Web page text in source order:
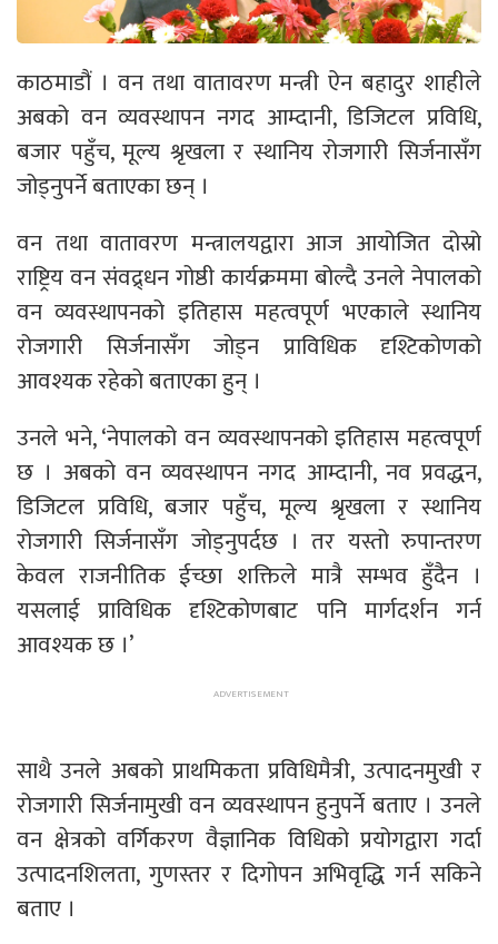
काठमाडौं । वन तथा वातावरण मन्त्री ऐन बहादुर शाहीले
अबको वन व्यवस्थापन नगद आम्दानी, डिजिटल प्रविधि,
बजार पहुँच, मूल्य श्रृखला र स्थानिय रोजगारी सिर्जनासँग
जोड्नुपर्ने बताएका छन् ।
वन तथा वातावरण मन्त्रालयद्वारा आज आयोजित दोस्रो
राष्ट्रिय वन संंवद्र्धन गोष्ठी कार्यक्रममा बोल्दै उनले नेपालको
वन व्यवस्थापनको इतिहास महत्वपूर्ण भएकाले स्थानिय
रोजगारी सिर्जनासँग जोड्न प्राविधिक दृश्टिकोणको
आवश्यक रहेको बताएका हुन् ।
उनले भने, ‘नेपालको वन व्यवस्थापनको इतिहास महत्वपूर्ण
छ । अबको वन व्यवस्थापन नगद आम्दानी, नव प्रवद्धन,
डिजिटल प्रविधि, बजार पहुँच, मूल्य श्रृखला र स्थानिय
रोजगारी सिर्जनासँग जोड्नुपर्दछ । तर यस्तो रुपान्तरण
केवल राजनीतिक ईच्छा शक्तिले मात्रै सम्भव हुँदैन ।
यसलाई प्राविधिक दृश्टिकोणबाट पनि मार्गदर्शन गर्न
आवश्यक छ ।’
साथै उनले अबको प्राथमिकता प्रविधिमैत्री, उत्पादनमुखी र
रोजगारी सिर्जनामुखी वन व्यवस्थापन हुनुपर्ने बताए । उनले
वन क्षेत्रको वर्गिकरण वैज्ञानिक विधिको प्रयोगद्वारा गर्दा
उत्पादनशिलता, गुणस्तर र दिगोपन अभिवृद्धि गर्न सकिने
बताए ।